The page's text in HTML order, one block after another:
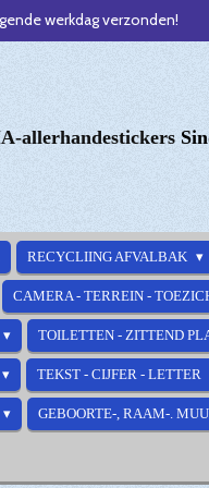
werkdag verzonden!
allerhandestickers
RECYCLIING AFVALBAK
CAMERA - TERREIN -
TOILETTEN - ZITTEND
TEKST - CIJFER - LETTER
GEBOORTE-, RAAM-.